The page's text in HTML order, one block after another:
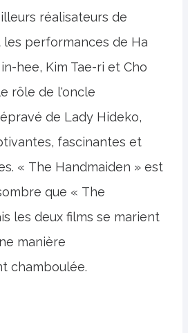
réalisateurs de
les performances de Ha
hee, Kim Tae-ri et Cho
rôle de l'oncle
de Lady Hideko,
fascinantes et
« The Handmaiden » est
que « The
les deux films se marient
manière
chamboulée.